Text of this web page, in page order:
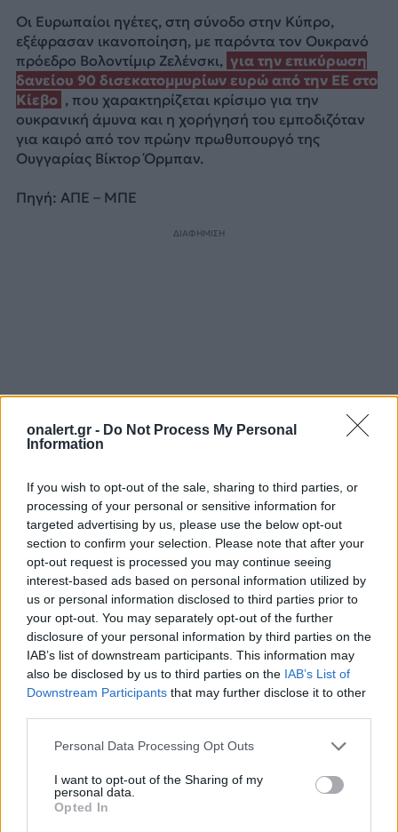
onalert.gr - Do Not Process My Personal
Information
If you wish to opt-out of the sale, sharing to third parties, or
processing of your personal or sensitive information for
targeted advertising by us, please use the below opt-out
section to confirm your selection. Please note that after your
opt-out request is processed you may continue seeing
interest-based ads based on personal information utilized by
us or personal information disclosed to third parties prior to
your opt-out. You may separately opt-out of the further
disclosure of your personal information by third parties on the
IAB’s list of downstream participants. This information may
also be disclosed by us to third parties on the IAB’s List of
Downstream Participants that may further disclose it to other
Personal Data Processing Opt Outs
I want to opt-out of the Sharing of my
personal data.
Opted In
Διάβασε επίσης
Οι Ευρωπαίοι ηγέτες, στη σύνοδο στην Κύπρο,
εξέφρασαν ικανοποίηση, με παρόντα τον Ουκρανό
πρόεδρο Βολοντίμιρ Ζελένσκι, για την επικύρωση
δανείου 90 δισεκατομμυρίων ευρώ από την ΕΕ στο
Κίεβο , που χαρακτηρίζεται κρίσιμο για την
ουκρανική άμυνα και η χορήγησή του εμποδιζόταν
για καιρό από τον πρώην πρωθυπουργό της
Ουγγαρίας Βίκτορ Όρμπαν.
Πηγή: ΑΠΕ – ΜΠΕ
ΔΙΑΦΗΜΙΣΗ
Ακολουθήστε το onalert.gr στοGoogle
Newsκαι μάθετε πρώτοι όλες τις ειδήσεις
για την άμυνα.
ΝΕΚΡΟΙ ΑΜΑΧΟΙ ΟΔΗΣΣΟΣ
ΠΟΛΕΜΟΣ ΣΤΗΝ ΟΥΚΡΑΝΙΑ
ΡΩΣΙΑ